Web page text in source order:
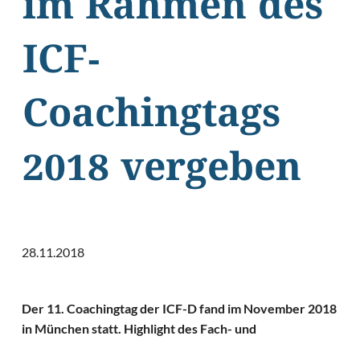
im Rahmen des
ICF-
Coachingtags
2018 vergeben
28.11.2018
Der 11. Coachingtag der ICF-D fand im November 2018
in München statt. Highlight des Fach- und